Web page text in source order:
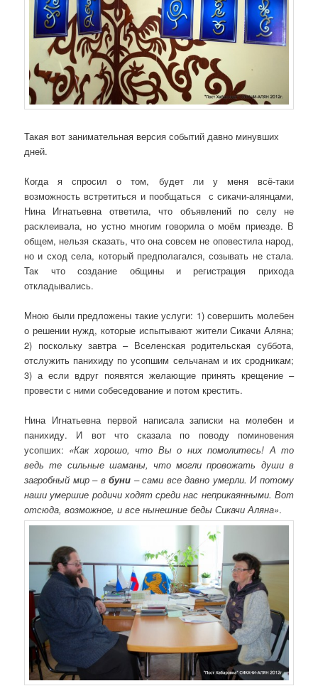
Такая вот занимательная версия событий давно минувших
дней.
Когда я спросил о том, будет ли у меня всё-таки
возможность встретиться и пообщаться с сикачи-алянцами,
Нина Игнатьевна ответила, что объявлений по селу не
расклеивала, но устно многим говорила о моём приезде. В
общем, нельзя сказать, что она совсем не оповестила народ,
но и сход села, который предполагался, созывать не стала.
Так что создание общины и регистрация прихода
откладывались.
Мною были предложены такие услуги: 1) совершить молебен
о решении нужд, которые испытывают жители Сикачи Аляна;
2) поскольку завтра – Вселенская родительская суббота,
отслужить панихиду по усопшим сельчанам и их сродникам;
3) а если вдруг появятся желающие принять крещение –
провести с ними собеседование и потом крестить.
Нина Игнатьевна первой написала записки на молебен и
панихиду. И вот что сказала по поводу поминовения
усопших: «Как хорошо, что Вы о них помолитесь! А то
ведь те сильные шаманы, что могли провожать души в
загробный мир – вбуни – сами все давно умерли. И потому
наши умершие родичи ходят среди нас неприкаянными. Вот
отсюда, возможное, и все нынешние беды Сикачи Аляна».